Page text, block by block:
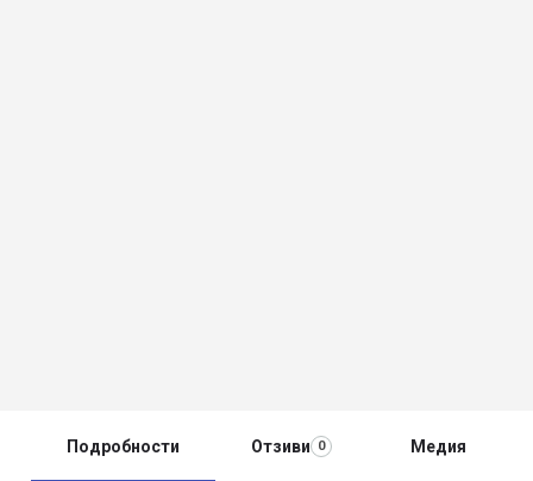
Подробности Отзиви 0 Медия